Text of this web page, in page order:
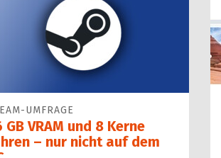
UMFRAGE
GB VRAM und 8 Kerne
– nur nicht auf dem